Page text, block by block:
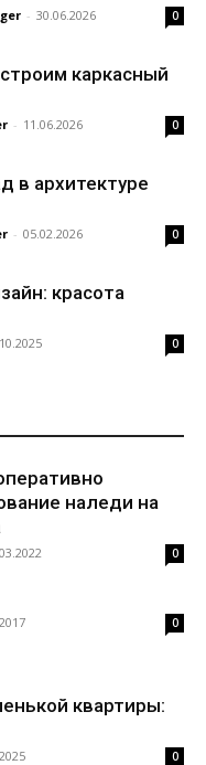
- 30.06.2026 0
каркасный
- 11.06.2026 0
в архитектуре
- 05.02.2026 0
красота
0
наледи на
0
0
квартиры:
0